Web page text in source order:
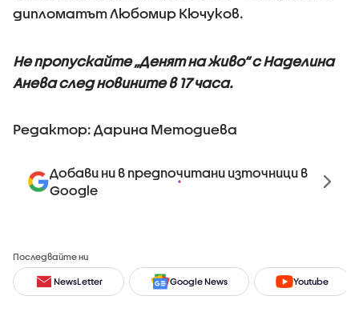
дипломатът Любомир Кючуков.
Не пропускайте „Денят на живо“ с Наделина
Анева след новините в 17 часа.
Редактор: Дарина Методиева
Добави ни в предпочитани източници в
Google
Последвайте ни
NewsLetter Google News Youtube